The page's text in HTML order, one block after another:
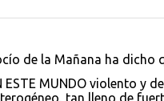
de la Mañana ha dicho
ESTE MUNDO violento y
tan lleno de